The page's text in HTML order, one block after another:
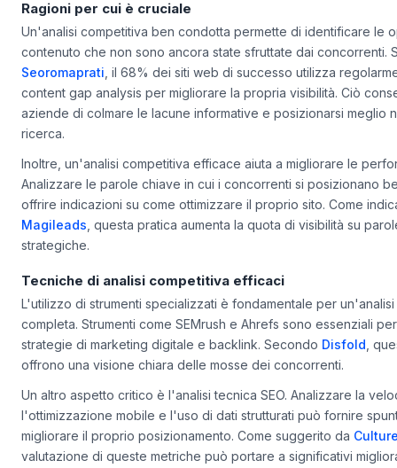
Ragioni per cui è cruciale
Un'analisi competitiva ben condotta permette di identificare le
contenuto che non sono ancora state sfruttate dai concorrenti.
Seoromaprati, il 68% dei siti web di successo utilizza
content gap analysis per migliorare la propria visibilità. Ciò
aziende di colmare le lacune informative e posizionarsi meglio
ricerca.
Inoltre, un'analisi competitiva efficace aiuta a migliorare le
Analizzare le parole chiave in cui i concorrenti si posizionano
offrire indicazioni su come ottimizzare il proprio sito. Come
Magileads, questa pratica aumenta la quota di visibilità su
Tecniche di analisi competitiva efficaci
L'utilizzo di strumenti specializzati è fondamentale per
completa. Strumenti come SEMrush e Ahrefs sono essenziali
strategie di marketing digitale e backlink. SecondoDisfold
Un altro aspetto critico è l'analisi tecnica SEO. Analizzare la
l'ottimizzazione mobile e l'uso di dati strutturati può fornire
migliorare il proprio posizionamento. Come suggerito da